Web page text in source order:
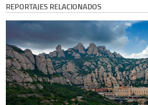
REPORTAJES RELACIONADOS